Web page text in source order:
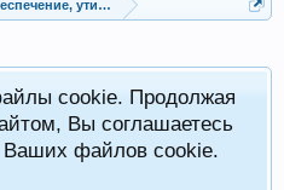
утилиты для трейдинга
cookie. Продолжая
Вы соглашаетесь
Ваших файлов cookie.